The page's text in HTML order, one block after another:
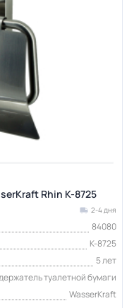
Rhin K-8725
2-4 дня
84080
K-8725
5 лет
туалетной бумаги
WasserKraft